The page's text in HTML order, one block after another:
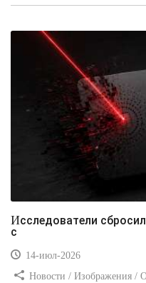
Исследователи сбросили пароль кошелька Tangem
с
14-июл-2026
Новости / Изображения /